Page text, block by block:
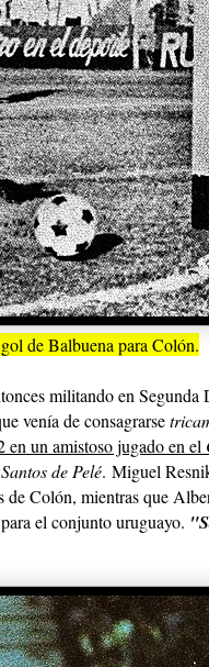
de Balbuena para Colón.
militando en
venía de consagrarse
un amistoso jugado en el
Santos de Pelé. Miguel
Colón, mientras que
el conjunto uruguayo.